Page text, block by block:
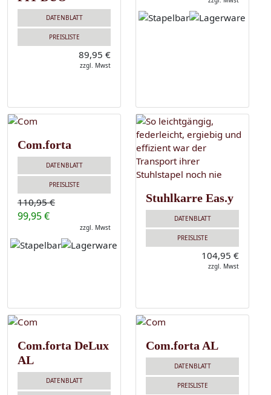
DATENBLATT
PREISLISTE
89,95 €
zzgl. Mwst
Com.forta
DATENBLATT
PREISLISTE
110,95 €
99,95 €
zzgl. Mwst
Stuhlkarre Eas.y
DATENBLATT
PREISLISTE
104,95 €
zzgl. Mwst
Com.forta DeLux
AL
DATENBLATT
Com.forta AL
DATENBLATT
PREISLISTE